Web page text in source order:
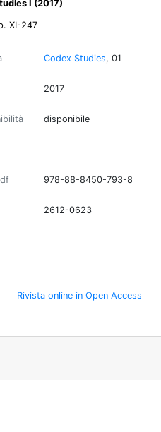
I (2017)
XI-247
Codex Studies, 01
2017
disponibile
978-88-8450-793-8
2612-0623
Rivista online in Open Access